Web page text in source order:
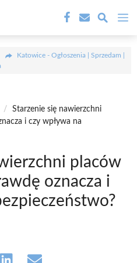
Katowice - Ogłoszenia | Sprzedam |
/
Starzenie się nawierzchni
i czy wpływa na
placów
oznacza i